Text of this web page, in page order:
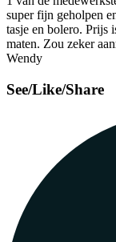
super fijn geholpen
tasje en bolero. Prijs
maten. Zou zeker
Wendy
See/Like/Share